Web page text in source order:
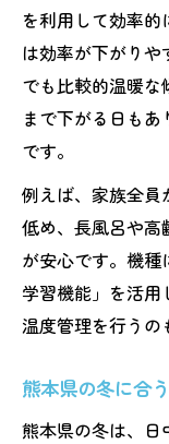
を利用して効率
は効率が下がり
でも比較的温暖な
まで下がる日も
です。
例えば、家族全員
低め、長風呂や高
が安心です。機
学習機能」を活
温度管理を行うの
熊本県の冬に合
熊本県の冬は、日